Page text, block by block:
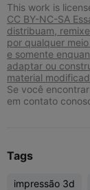
This work is
CC BY-NC-SA
distribuam,
por qualquer
e somente
adaptar ou
material
Se você
em contato
Tags
impressão 3d